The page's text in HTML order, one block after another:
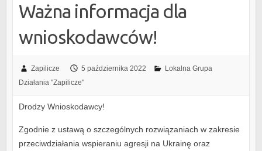
Ważna informacja dla
wnioskodawców!
Zapilicze 5 października 2022
Lokalna Grupa
Działania "Zapilicze"
Drodzy Wnioskodawcy!
Zgodnie z ustawą o szczególnych rozwiązaniach w zakresie
przeciwdziałania wspieraniu agresji na Ukrainę oraz